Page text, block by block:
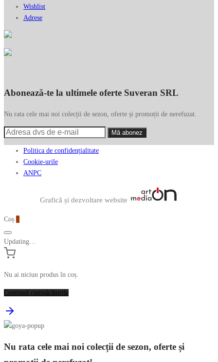
Wishlist
Adrese
Abonează-te la ultimele oferte Suveran SRL
Nu rata cele mai noi colecții de sezon, oferte și promoții de nerefuzat.
Politica de confidențialitate
Cookie-urile
ANPC
Graficã și dezvoltare website
Coș
Updating…
Nu ai niciun produs în coș.
Continuă cumpărăturile
Nu rata cele mai noi colecții de sezon, oferte și